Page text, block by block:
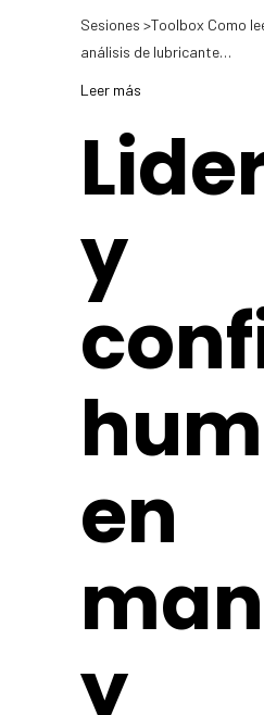
Sesiones >Toolbox Como
análisis de lubricante…
Leer más
y
en
y